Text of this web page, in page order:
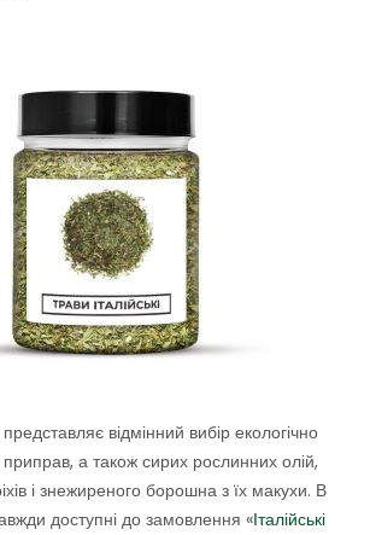
відмінний вибір екологічно
приправ, а також сирих рослинних олій,
і знежиреного борошна з їх макухи. В
доступні до замовлення «Італійські